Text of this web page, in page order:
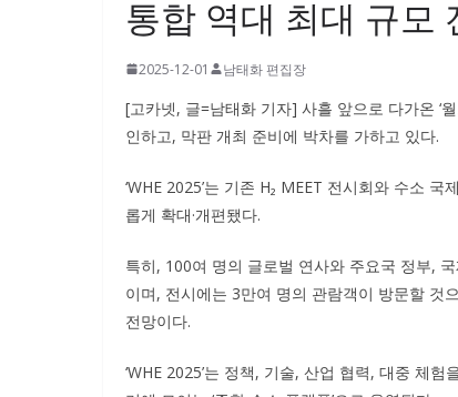
통합 역대 최대 규모
2025-12-01 남태화 편집장
[고카넷, 글=남태화 기자] 사흘 앞으로 다가온 ‘
인하고, 막판 개최 준비에 박차를 가하고 있다.
‘WHE 2025’는 기존 H₂ MEET 전시회와 수소
롭게 확대·개편됐다.
특히, 100여 명의 글로벌 연사와 주요국 정부,
이며, 전시에는 3만여 명의 관람객이 방문할 것
전망이다.
‘WHE 2025’는 정책, 기술, 산업 협력, 대중 체